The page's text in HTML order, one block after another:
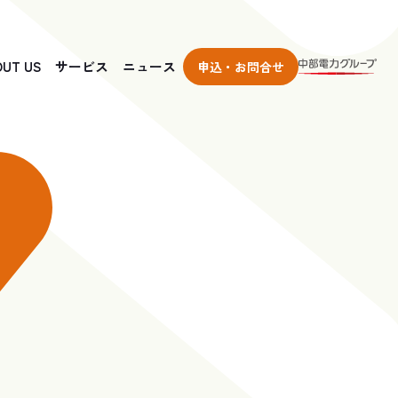
US サービス ニュース 申込・お問合せ